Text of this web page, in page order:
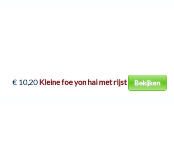
€ 10,20 Kleine foe yon hai met rijst Bekijken